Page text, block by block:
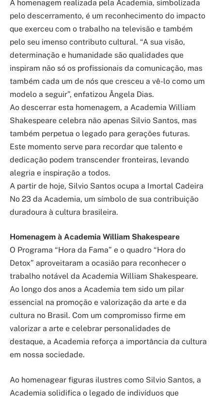
A homenagem realizada pela Academia, simbolizada
pelo descerramento, é um reconhecimento do impacto
que exerceu com o trabalho na televisão e também
pelo seu imenso contributo cultural. “A sua visão,
determinação e humanidade são qualidades que
inspiram não só os profissionais da comunicação, mas
também cada um de nós que cresceu a vê-lo como um
modelo a seguir”, enfatizou Ângela Dias.
Ao descerrar esta homenagem, a Academia William
Shakespeare celebra não apenas Silvio Santos, mas
também perpetua o legado para gerações futuras.
Este momento serve para recordar que talento e
dedicação podem transcender fronteiras, levando
alegria e inspiração a todos.
A partir de hoje, Silvio Santos ocupa a Imortal Cadeira
No 23 da Academia, um símbolo de sua contribuição
duradoura à cultura brasileira.
Homenagem à Academia William Shakespeare
O Programa “Hora da Fama” e o quadro “Hora do
Detox” aproveitaram a ocasião para reconhecer o
trabalho notável da Academia William Shakespeare.
Ao longo dos anos a Academia tem sido um pilar
essencial na promoção e valorização da arte e da
cultura no Brasil. Com um compromisso firme em
valorizar a arte e celebrar personalidades de
destaque, a Academia reforça a importância da cultura
em nossa sociedade.
Ao homenagear figuras ilustres como Silvio Santos, a
Academia solidifica o legado de indivíduos que